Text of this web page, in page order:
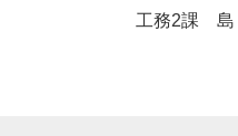
工務2課 島